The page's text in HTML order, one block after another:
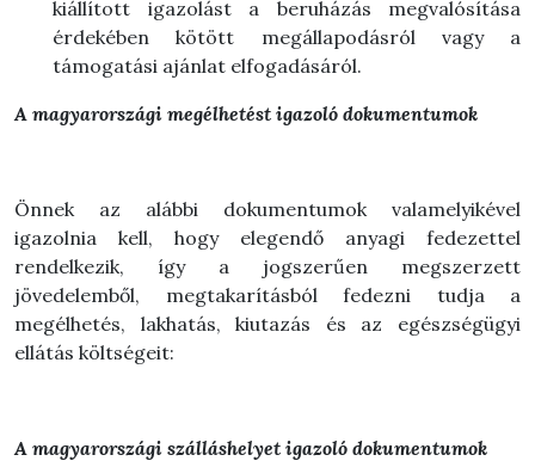
kiállított igazolást a beruházás megvalósítása
érdekében kötött megállapodásról vagy a
támogatási ajánlat elfogadásáról.
A magyarországi megélhetést igazoló dokumentumok
Önnek az alábbi dokumentumok valamelyikével
igazolnia kell, hogy elegendő anyagi fedezettel
rendelkezik, így a jogszerűen megszerzett
jövedelemből, megtakarításból fedezni tudja a
megélhetés, lakhatás, kiutazás és az egészségügyi
ellátás költségeit:
A magyarországi szálláshelyet igazoló dokumentumok